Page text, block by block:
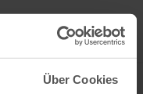
Über Cookies
CARTE INTERACTIVE
ma
Ouvrir le filtre